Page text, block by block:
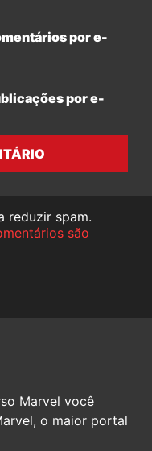
por e-
por e-
reduzir spam.
são
Marvel você
o maior portal